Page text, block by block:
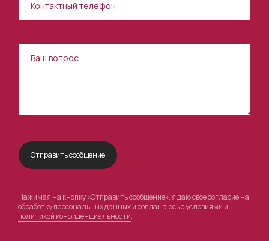
Нажимая на кнопку «Отправить сообщение», я даю свое согласие на
обработку персональных данных и соглашаюсь с условиями и
политикой конфиденциальности.